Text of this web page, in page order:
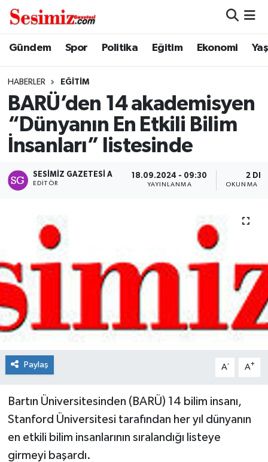
Gündem Spor Politika Eğitim Ekonomi
HABERLER EĞITIM
BARÜ’den 14 akademisyen
“Dünyanın En Etkili Bilim
İnsanları” listesinde
SESIMIZ GAZETESI A
EDITÖR
18.09.2024 - 09:30
YAYINLANMA
2 DK
OKUNMA
Paylaş A- A+
Bartın Üniversitesinden (BARÜ) 14 bilim insanı,
Stanford Üniversitesi tarafından her yıl dünyanın
en etkili bilim insanlarının sıralandığı listeye
girmeyi başardı.
Dünya
Ekonomi
Genel
Gündem
Politika
Sağlık
Spor
Teknoloji
Nöbetçi Eczaneler
Hava Durumu
Namaz Vakitleri
Trafik Durumu
Süper Lig Puan Durumu ve Fikstür
Son Dakika Haberleri
Haber Arşivi